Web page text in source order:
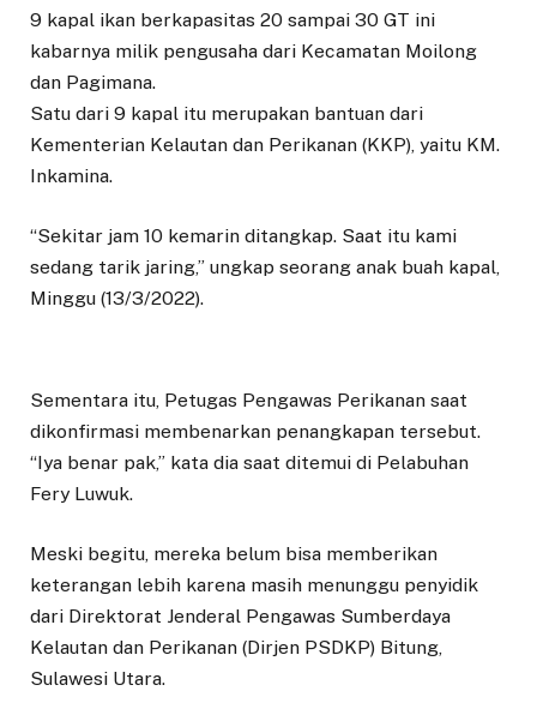
9 kapal ikan berkapasitas 20 sampai 30 GT ini
kabarnya milik pengusaha dari Kecamatan Moilong
dan Pagimana.
Satu dari 9 kapal itu merupakan bantuan dari
Kementerian Kelautan dan Perikanan (KKP), yaitu KM.
Inkamina.
“Sekitar jam 10 kemarin ditangkap. Saat itu kami
sedang tarik jaring,” ungkap seorang anak buah kapal,
Minggu (13/3/2022).
Sementara itu, Petugas Pengawas Perikanan saat
dikonfirmasi membenarkan penangkapan tersebut.
“Iya benar pak,” kata dia saat ditemui di Pelabuhan
Fery Luwuk.
Meski begitu, mereka belum bisa memberikan
keterangan lebih karena masih menunggu penyidik
dari Direktorat Jenderal Pengawas Sumberdaya
Kelautan dan Perikanan (Dirjen PSDKP) Bitung,
Sulawesi Utara.